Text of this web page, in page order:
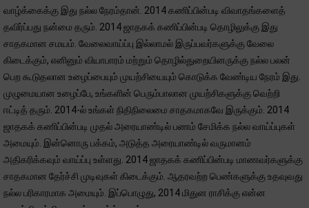
வாழ்க்கைக்கு இது நல்ல நேரம்தான். 2014 கணிப்பின்படி விவாதங்களைத்
தவிர்ப்பது நன்மை தரும். 2014 ஜாதகக் கணிப்பின்படி தொழிலுக்கு இது
சாதகமான சமயம். வேலைவாய்ப்பு இல்லாமல் இருப்பவர்களுக்கு வேலை
கிடைக்கும், எனினும் வியாபாரம் மற்றும் தொழில்துறையினருக்கு நல்ல பலன்
பெற கூடுதலான உழைப்பையும் முயற்சியையும் கொடுக்க வேண்டிய நேரம் இது.
முழுமையான உழைப்பே, உங்களின் பெரும்பாலான முயற்சிகளுக்கு வெற்றி
ஈட்டித் தரும். 2014-ல் உங்கள் நிதிநிலைமை சாதகமாகவே இருக்கும். 2014
ஜாதகக் கணிப்பின்படி முதல் அரையாண்டில் பணம் சேமிக்க நல்ல வாய்ப்புகள்
அமையும். இன்னொரு பக்கம், அடுத்த அரையாண்டில் வருமானம்
அதிகரிக்கவும் வாய்ப்பு உள்ளது. 2014 ஜாதகக் கணிப்பின்படி மாணவர்களுக்கு
சாதகமான தேர்ச்சி முடிவுகள் கிடைக்கும். ஆதரவற்ற பெண்களுக்கு உதவுவது
நல்ல பரிகாரமாக அமையும். இப்பொழுது, 2014 மிதுன ராசிக்கு என்ன